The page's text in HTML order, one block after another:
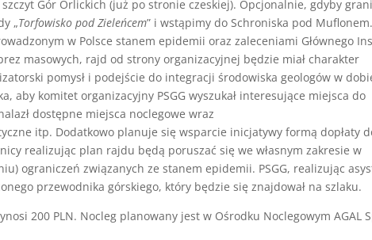
Gór Orlickich (już po stronie czeskiej). Opcjonalnie, gdyby
„Torfowisko pod Zieleńcem” i wstąpimy do Schroniska pod Muflonem.
w Polsce stanem epidemii oraz zaleceniami Głównego
masowych, rajd od strony organizacyjnej będzie miał charakter
pomysł i podejście do integracji środowiska geologów w
aby komitet organizacyjny PSGG wyszukał interesujące miejsca do
dostępne miejsca noclegowe wraz
itp. Dodatkowo planuje się wsparcie inicjatywy formą dopłaty
realizując plan rajdu będą poruszać się we własnym zakresie w
ograniczeń związanych ze stanem epidemii. PSGG, realizując
przewodnika górskiego, który będzie się znajdował na szlaku.
200 PLN. Nocleg planowany jest w Ośrodku Noclegowym AGAL